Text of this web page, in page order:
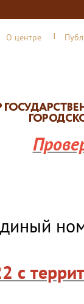
О центре
с